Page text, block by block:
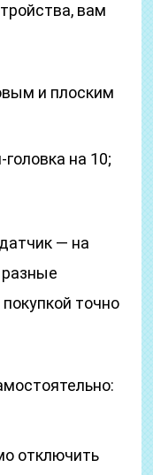
вам
и плоским
на 10;
— на
разные
точно
отключить